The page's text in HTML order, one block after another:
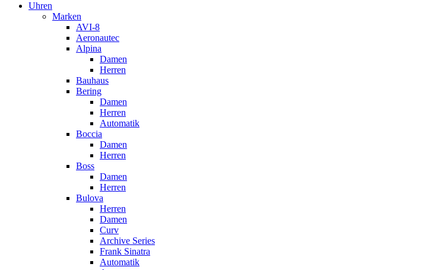
Uhren
Marken
AVI-8
Aeronautec
Alpina
Damen
Herren
Bauhaus
Bering
Damen
Herren
Automatik
Boccia
Damen
Herren
Boss
Damen
Herren
Bulova
Herren
Damen
Curv
Archive Series
Frank Sinatra
Automatik